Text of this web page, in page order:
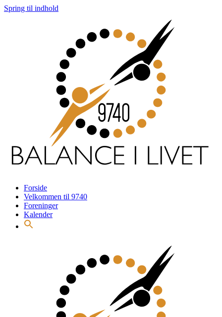
Spring til indhold
Forside
Velkommen til 9740
Foreninger
Kalender